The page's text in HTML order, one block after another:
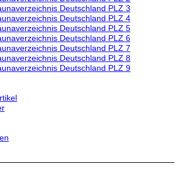
Deutschland PLZ 3
Deutschland PLZ 4
Deutschland PLZ 5
Deutschland PLZ 6
Deutschland PLZ 7
Deutschland PLZ 8
Deutschland PLZ 9